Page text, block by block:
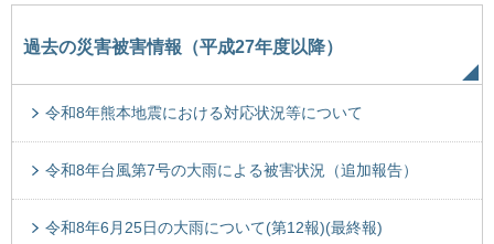
過去の災害被害情報（平成27年度以降）
令和8年熊本地震における対応状況等について
令和8年台風第7号の大雨による被害状況（追加報告）
令和8年6月25日の大雨について(第12報)(最終報)